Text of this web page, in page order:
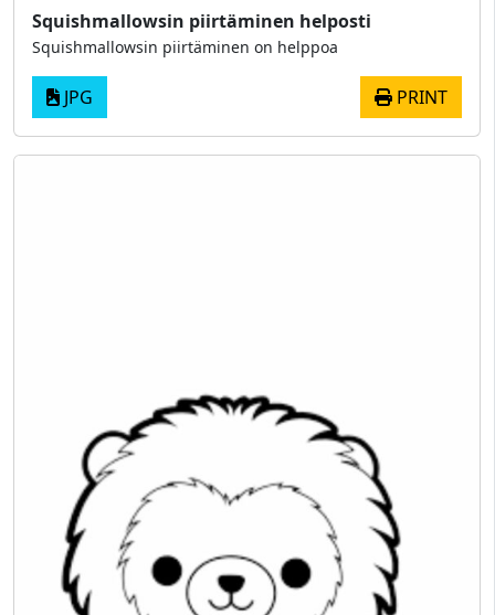
Squishmallowsin piirtäminen helposti
Squishmallowsin piirtäminen on helppoa
JPG PRINT